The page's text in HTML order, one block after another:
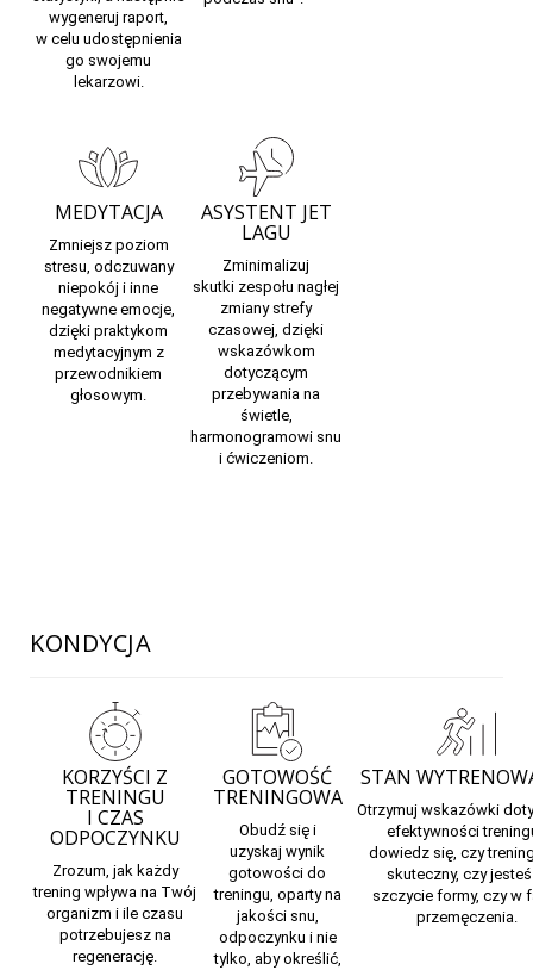
wygeneruj raport,
w celu udostępnienia
go swojemu
lekarzowi.
MEDYTACJA
Zmniejsz poziom
stresu, odczuwany
niepokój i inne
negatywne emocje,
dzięki praktykom
medytacyjnym z
przewodnikiem
głosowym.
ASYSTENT JET
LAGU
Zminimalizuj
skutki zespołu nagłej
zmiany strefy
czasowej, dzięki
wskazówkom
dotyczącym
przebywania na
świetle,
harmonogramowi snu
i ćwiczeniom.
KONDYCJA
KORZYŚCI Z
TRENINGU
I CZAS
ODPOCZYNKU
Zrozum, jak każdy
trening wpływa na Twój
organizm i ile czasu
potrzebujesz na
regenerację.
GOTOWOŚĆ
TRENINGOWA
Obudź się i
uzyskaj wynik
gotowości do
treningu, oparty na
jakości snu,
odpoczynku i nie
tylko, aby określić,
STAN
Otrzymuj wskazówki
efektywności
dowiedz się, czy
skuteczny, czy
szczycie formy, czy w
przemęczenia.